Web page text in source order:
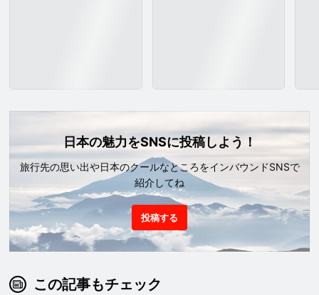
日本の魅力をSNSに投稿しよう！
旅行先の思い出や日本のクールなところをインバウンドSNSで
紹介してね
投稿する
この記事もチェック